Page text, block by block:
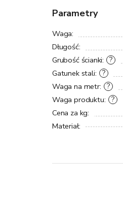
Parametry
Waga:
Długość:
?
Grubość ścianki:
?
Gatunek stali:
?
Waga na metr:
?
Waga produktu:
Cena za kg:
Materiał: